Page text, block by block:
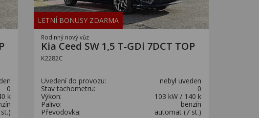
0
k
LETNÍ BONUSY ZDARMA
Rodinný nový vůz
Kia Ceed SW 1,5 T-GDi 7DCT TOP
K2282C
Uvedení do provozu:
nebyl uveden
Stav tachometru:
0
Výkon:
103 kW / 140 k
Palivo:
benzín
Převodovka:
automat (7 st.)